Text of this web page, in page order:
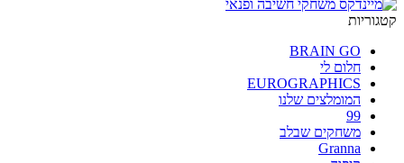
קטגוריות
BRAIN GO
חלום לי
EUROGRAPHICS
המומלצים שלנו
99
משחקים שבלב
Granna